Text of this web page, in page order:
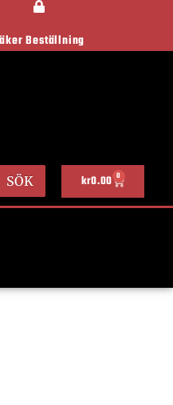
Beställning
SÖK kr0.00 0